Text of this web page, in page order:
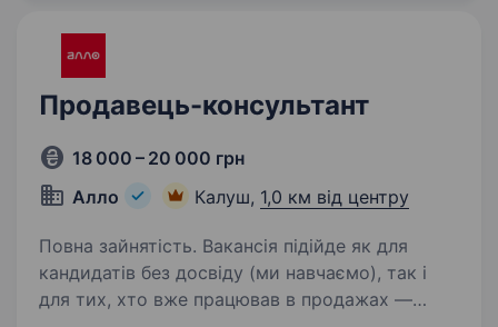
Продавець-консультант
18 000 – 20 000 грн
Алло
Калуш, 1,0 км від центру
Повна зайнятість. Вакансія підійде як для
кандидатів без досвіду (ми навчаємо), так і
для тих, хто вже працював в продажах —